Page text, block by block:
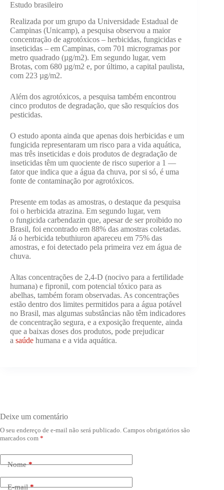
Estudo brasileiro
Realizada por um grupo da Universidade Estadual de
Campinas (Unicamp), a pesquisa observou a maior
concentração de agrotóxicos – herbicidas, fungicidas e
inseticidas – em Campinas, com 701 microgramas por
metro quadrado (µg/m2). Em segundo lugar, vem
Brotas, com 680 µg/m2 e, por último, a capital paulista,
com 223 µg/m2.
Além dos agrotóxicos, a pesquisa também encontrou
cinco produtos de degradação, que são resquícios dos
pesticidas.
O estudo aponta ainda que apenas dois herbicidas e um
fungicida representaram um risco para a vida aquática,
mas três inseticidas e dois produtos de degradação de
inseticidas têm um quociente de risco superior a 1 —
fator que indica que a água da chuva, por si só, é uma
fonte de contaminação por agrotóxicos.
Presente em todas as amostras, o destaque da pesquisa
foi o herbicida atrazina. Em segundo lugar, vem
o fungicida carbendazin que, apesar de ser proibido no
Brasil, foi encontrado em 88% das amostras coletadas.
Já o herbicida tebuthiuron apareceu em 75% das
amostras, e foi detectado pela primeira vez em água de
chuva.
Altas concentrações de 2,4-D (nocivo para a fertilidade
humana) e fipronil, com potencial tóxico para as
abelhas, também foram observadas. As concentrações
estão dentro dos limites permitidos para a água potável
no Brasil, mas algumas substâncias não têm indicadores
de concentração segura, e a exposição frequente, ainda
que a baixas doses dos produtos, pode prejudicar
a saúde humana e a vida aquática.
Deixe um comentário
O seu endereço de e-mail não será publicado. Campos obrigatórios são
marcados com *
Nome*
E-mail*